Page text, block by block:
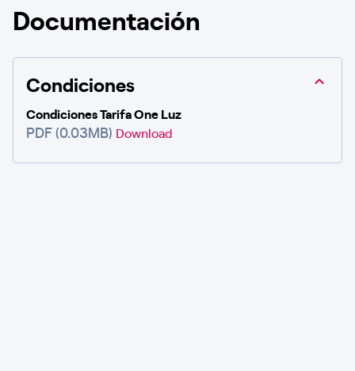
Documentación
Condiciones
Condiciones Tarifa One Luz
PDF (0.03MB) Download